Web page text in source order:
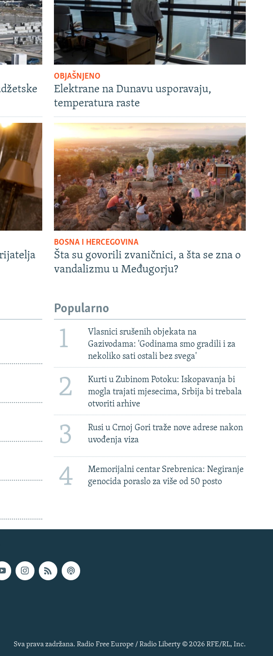
OBJAŠNJENO
Elektrane na Dunavu usporavaju,
temperatura raste
BOSNA I HERCEGOVINA
Šta su govorili zvaničnici, a šta se zna o
vandalizmu u Međugorju?
Popularno
1
Vlasnici srušenih objekata na
Gazivodama: 'Godinama smo gradili i za
nekoliko sati ostali bez svega'
2
Kurti u Zubinom Potoku: Iskopavanja bi
mogla trajati mjesecima, Srbija bi trebala
otvoriti arhive
3
Rusi u Crnoj Gori traže nove adrese nakon
uvođenja viza
4
Memorijalni centar Srebrenica: Negiranje
genocida poraslo za više od 50 posto
Sva prava zadržana. Radio Free Europe / Radio Liberty © 2026 RFE/RL, Inc.